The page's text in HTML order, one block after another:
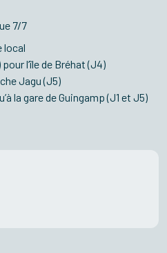
7/7
local
l’île de Bréhat (J4)
Jagu (J5)
la gare de Guingamp (J1 et J5)